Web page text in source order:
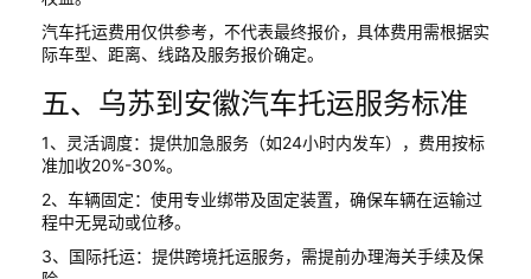
汽车托运费用仅供参考，不代表最终报价，具体费用需根据实
际车型、距离、线路及服务报价确定。
五、乌苏到安徽汽车托运服务标准
1、灵活调度：提供加急服务（如24小时内发车），费用按标
准加收20%-30%。
2、车辆固定：使用专业绑带及固定装置，确保车辆在运输过
程中无晃动或位移。
3、国际托运：提供跨境托运服务，需提前办理海关手续及保